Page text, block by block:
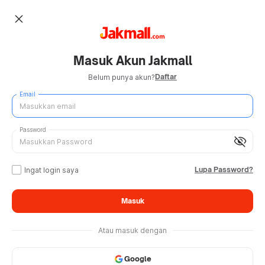
close
Masuk Akun Jakmall
Belum punya akun?Daftar
Email
visibility_off
Password
Ingat login saya Lupa Password?
Masuk
Atau masuk dengan
Google